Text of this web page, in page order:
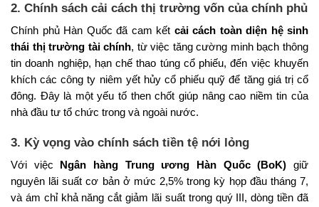
2. Chính sách cải cách thị trường vốn của chính phủ
Chính phủ Hàn Quốc đã cam kết cải cách toàn diện hệ sinh
thái thị trường tài chính, từ việc tăng cường minh bạch thông
tin doanh nghiệp, hạn chế thao túng cổ phiếu, đến việc khuyến
khích các công ty niêm yết hủy cổ phiếu quỹ để tăng giá trị cổ
đông. Đây là một yếu tố then chốt giúp nâng cao niềm tin của
nhà đầu tư tổ chức trong và ngoài nước.
3. Kỳ vọng vào chính sách tiền tệ nới lỏng
Với việc Ngân hàng Trung ương Hàn Quốc (BoK) giữ
nguyên lãi suất cơ bản ở mức 2,5% trong kỳ họp đầu tháng 7,
và ám chỉ khả năng cắt giảm lãi suất trong quý III, dòng tiền đã